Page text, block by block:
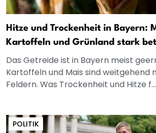
Hitze und Trockenheit in Bayern:
Kartoffeln und Grünland stark
Das Getreide ist in Bayern meist
Kartoffeln und Mais sind weitgehend
Feldern. Was Trockenheit und Hitze f...
POLITIK